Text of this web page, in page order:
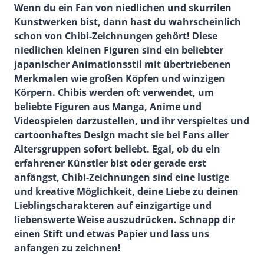
Wenn du ein Fan von niedlichen und skurrilen
Kunstwerken bist, dann hast du wahrscheinlich
schon von Chibi-Zeichnungen gehört! Diese
niedlichen kleinen Figuren sind ein beliebter
japanischer Animationsstil mit übertriebenen
Merkmalen wie großen Köpfen und winzigen
Körpern. Chibis werden oft verwendet, um
beliebte Figuren aus Manga, Anime und
Videospielen darzustellen, und ihr verspieltes und
cartoonhaftes Design macht sie bei Fans aller
Altersgruppen sofort beliebt. Egal, ob du ein
erfahrener Künstler bist oder gerade erst
anfängst, Chibi-Zeichnungen sind eine lustige
und kreative Möglichkeit, deine Liebe zu deinen
Lieblingscharakteren auf einzigartige und
liebenswerte Weise auszudrücken. Schnapp dir
einen Stift und etwas Papier und lass uns
anfangen zu zeichnen!